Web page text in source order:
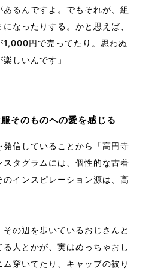
るんですよ。でもそれが、組
なったりする。かと思えば、
1,000円で売ってたり。思わぬ
しいんです」
そのものへの愛を感じる
信していることから「高円寺
タグラムには、個性的な古着
インスピレーション源は、高
その辺を歩いているおじさんと
人とかが、実はめっちゃおし
穿いてたり、キャップの被り